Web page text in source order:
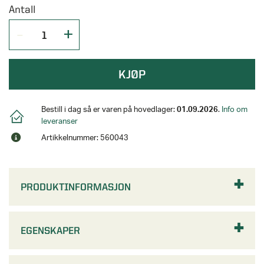
Antall
KJØP
Bestill i dag så er varen på hovedlager: 01.09.2026. Info om
leveranser
Artikkelnummer: 560043
PRODUKTINFORMASJON
EGENSKAPER